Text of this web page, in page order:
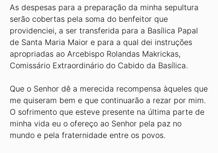
As despesas para a preparação da minha sepultura
serão cobertas pela soma do benfeitor que
providenciei, a ser transferida para a Basílica Papal
de Santa Maria Maior e para a qual dei instruções
apropriadas ao Arcebispo Rolandas Makrickas,
Comissário Extraordinário do Cabido da Basílica.
Que o Senhor dê a merecida recompensa àqueles que
me quiseram bem e que continuarão a rezar por mim.
O sofrimento que esteve presente na última parte de
minha vida eu o ofereço ao Senhor pela paz no
mundo e pela fraternidade entre os povos.